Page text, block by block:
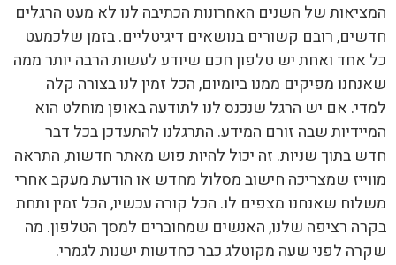
המציאות של השנים האחרונות הכתיבה לנו לא מעט הרגלים
חדשים, רובם קשורים בנושאים דיגיטליים. בזמן שלכמעט
כל אחד ואחת יש טלפון חכם שיודע לעשות הרבה יותר ממה
שאנחנו מפיקים ממנו ביומיום, הכל זמין לנו בצורה קלה
למדי. אם יש הרגל שנכנס לנו לתודעה באופן מוחלט הוא
המיידיות שבה זורם המידע. התרגלנו להתעדכן בכל דבר
חדש בתוך שניות. זה יכול להיות פוש מאתר חדשות, התראה
מווייז שמצריכה חישוב מסלול מחדש או הודעת מעקב אחרי
משלוח שאנחנו מצפים לו. הכל קורה עכשיו, הכל זמין ותחת
בקרה רציפה שלנו, האנשים שמחוברים למסך הטלפון. מה
שקרה לפני שעה מקוטלג כבר כחדשות ישנות לגמרי.